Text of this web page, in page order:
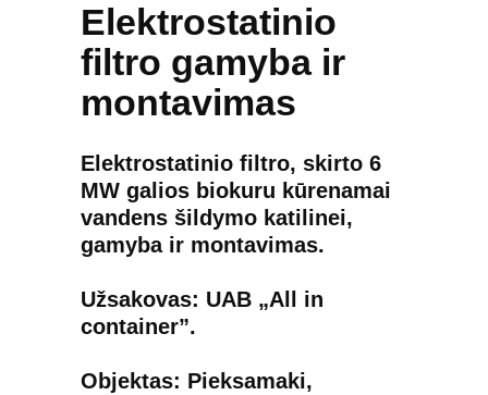
Elektrostatinio
filtro gamyba ir
montavimas
Elektrostatinio filtro, skirto 6
MW galios biokuru kūrenamai
vandens šildymo katilinei,
gamyba ir montavimas.
Užsakovas: UAB „All in
container”.
Objektas: Pieksamaki,